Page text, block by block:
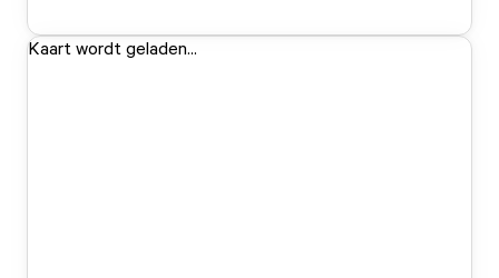
Kaart wordt geladen...